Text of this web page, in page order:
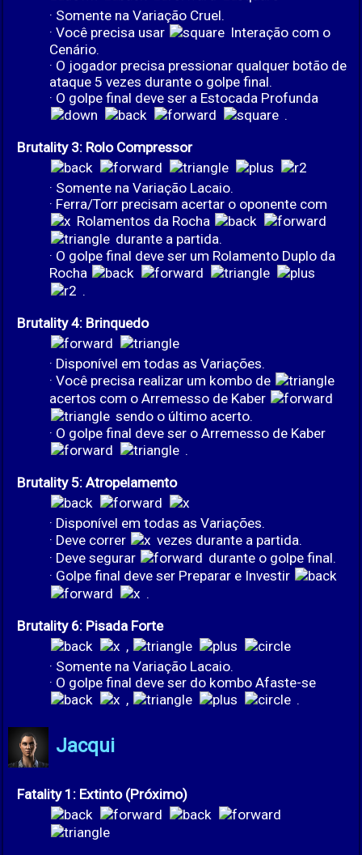
· Somente na Variação Cruel.
· Você precisa usar
Interação com o
Cenário.
· O jogador precisa pressionar qualquer botão de
ataque 5 vezes durante o golpe final.
· O golpe final deve ser a Estocada Profunda
.
Brutality 3: Rolo Compressor
· Somente na Variação Lacaio.
· Ferra/Torr precisam acertar o oponente com
Rolamentos da Rocha
durante a partida.
· O golpe final deve ser um Rolamento Duplo da
Rocha
.
Brutality 4: Brinquedo
· Disponível em todas as Variações.
· Você precisa realizar um kombo de
acertos com o Arremesso de Kaber
sendo o último acerto.
· O golpe final deve ser o Arremesso de Kaber
.
Brutality 5: Atropelamento
· Disponível em todas as Variações.
· Deve correr
vezes durante a partida.
· Deve segurar
durante o golpe final.
· Golpe final deve ser Preparar e Investir
.
Brutality 6: Pisada Forte
,
· Somente na Variação Lacaio.
· O golpe final deve ser do kombo Afaste-se
,
.
Jacqui
Fatality 1: Extinto (Próximo)